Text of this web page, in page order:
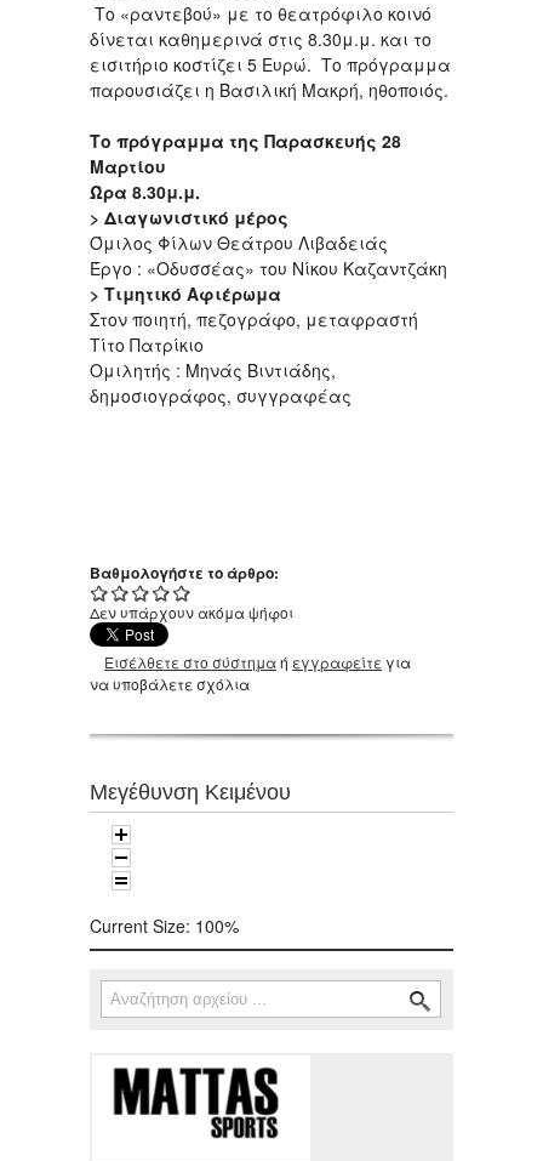
Το «ραντεβού» με το θεατρόφιλο κοινό
δίνεται καθημερινά στις 8.30μ.μ. και το
εισιτήριο κοστίζει 5 Ευρώ. Το πρόγραμμα
παρουσιάζει η Βασιλική Μακρή, ηθοποιός.
Το πρόγραμμα της Παρασκευής 28
Μαρτίου
Ώρα 8.30μ.μ.
> Διαγωνιστικό μέρος
Όμιλος Φίλων Θεάτρου Λιβαδειάς
Έργο : «Οδυσσέας» του Νίκου Καζαντζάκη
> Τιμητικό Αφιέρωμα
Στον ποιητή, πεζογράφο, μεταφραστή
Τίτο Πατρίκιο
Ομιλητής : Μηνάς Βιντιάδης,
δημοσιογράφος, συγγραφέας
Βαθμολογήστε το άρθρο:
Δεν υπάρχουν ακόμα ψήφοι
Εισέλθετε στο σύστημαή εγγραφείτε για
να υποβάλετε σχόλια
Μεγέθυνση Κειμένου
Current Size: 100%
Φόρμα αναζήτησης
Αναζήτηση